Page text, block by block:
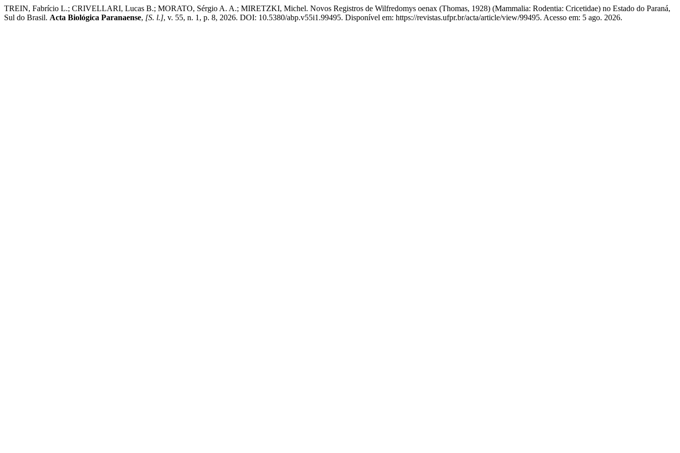
TREIN, Fabrício L.; CRIVELLARI, Lucas B.; MORATO, Sérgio A. A.; MIRETZKI, Michel. Novos Registros de Wilfredomys oenax (Thomas, 1928) (Mammalia: Rodentia: Cricetidae) no Estado do Paraná,
Sul do Brasil. Acta Biológica Paranaense, [S. l.], v. 55, n. 1, p. 8, 2026. DOI: 10.5380/abp.v55i1.99495. Disponível em: https://revistas.ufpr.br/acta/article/view/99495. Acesso em: 5 ago. 2026.